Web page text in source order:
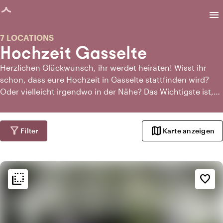
geladen
menu
Hochzeit Gasselte
7 LOCATIONS
Herzlichen Glückwunsch, ihr werdet heiraten! Wisst ihr
schon, dass eure Hochzeit in Gasselte stattfinden wird?
Oder vielleicht irgendwo in der Nähe? Das Wichtigste ist,
die eigentliche Planung eurer Hochzeit viel einfacher. Es
macht auch viel Spaß, dies zusammen mit der Liebe eures
Lebens zu tun. Wie auch immer, über Toptrouwlocaties
Hochzeit in Gasselte finden!
filter_alt Filter map Karte anzeigen
flip_to_back favorite_border
flip_to_back Ambiente und Ästhetik
info
Ländlich